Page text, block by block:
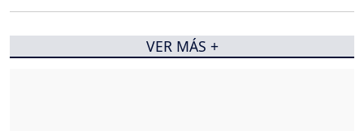
VER MÁS +